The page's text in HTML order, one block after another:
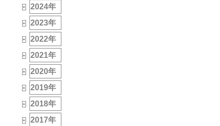
+ 2024年
+ 2023年
+ 2022年
+ 2021年
+ 2020年
+ 2019年
+ 2018年
+ 2017年